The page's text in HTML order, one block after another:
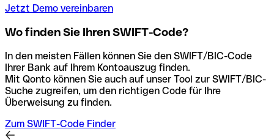
Jetzt Demo vereinbaren
Wo finden Sie Ihren SWIFT-Code?
In den meisten Fällen können Sie den SWIFT/BIC-Code
Ihrer Bank auf Ihrem Kontoauszug finden.
Mit Qonto können Sie auch auf unser Tool zur SWIFT/BIC-
Suche zugreifen, um den richtigen Code für Ihre
Überweisung zu finden.
Zum SWIFT-Code Finder